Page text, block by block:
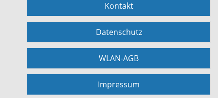
Kontakt
Datenschutz
WLAN-AGB
Impressum